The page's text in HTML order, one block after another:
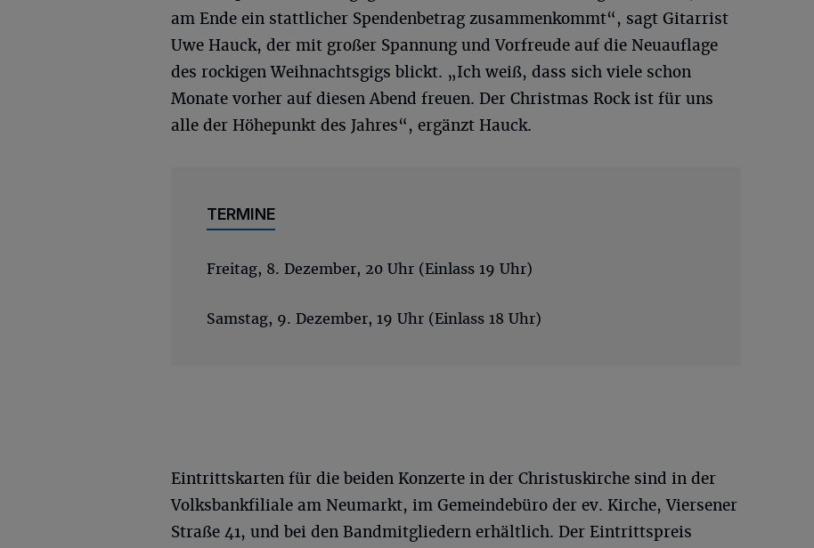
am Ende ein stattlicher Spendenbetrag zusammenkommt“, sagt Gitarrist
Uwe Hauck, der mit großer Spannung und Vorfreude auf die Neuauflage
des rockigen Weihnachtsgigs blickt. „Ich weiß, dass sich viele schon
Monate vorher auf diesen Abend freuen. Der Christmas Rock ist für uns
alle der Höhepunkt des Jahres“, ergänzt Hauck.
TERMINE
Freitag, 8. Dezember, 20 Uhr (Einlass 19 Uhr)
Samstag, 9. Dezember, 19 Uhr (Einlass 18 Uhr)
Eintrittskarten für die beiden Konzerte in der Christuskirche sind in der
Volksbankfiliale am Neumarkt, im Gemeindebüro der ev. Kirche, Viersener
Straße 41, und bei den Bandmitgliedern erhältlich. Der Eintrittspreis